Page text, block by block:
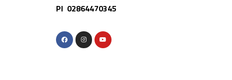
PI 02864470345